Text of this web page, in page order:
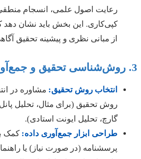
رعایت اصول علمی، انسجام منطقی و
کپی‌کاری. این بخش باید نشان دهد که
از مبانی نظری و پیشینه تحقیق آگاهی
انتخاب روش تحقیق:مشاوره در
روش تحقیق (برای مثال، تحلیل پانل
گارچ، تحلیل ایونت استادی).
طراحی ابزار جمع‌آوری داده:کمک به
پرسشنامه (در صورت نیاز) یا راهنمایی